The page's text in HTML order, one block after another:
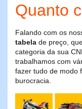
Quanto
Falando com os
tabela de preço,
categoria da sua
trabalhamos com
fazer tudo de modo
burocracia.